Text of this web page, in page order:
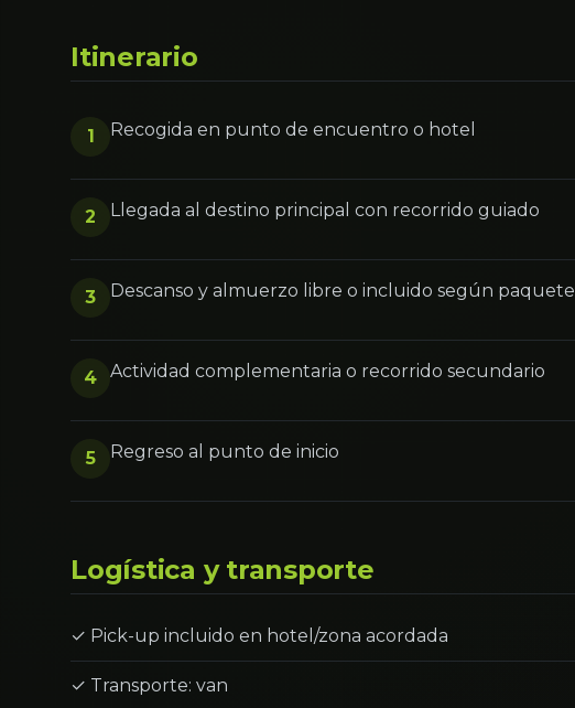
Itinerario
1 Recogida en punto de encuentro o hotel
2 Llegada al destino principal con recorrido guiado
3 Descanso y almuerzo libre o incluido según paquete
4 Actividad complementaria o recorrido secundario
5 Regreso al punto de inicio
Logística y transporte
✓ Pick-up incluido en hotel/zona acordada
✓ Transporte: van